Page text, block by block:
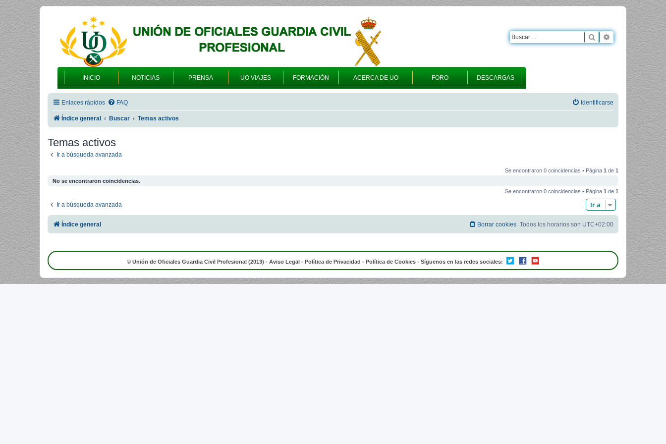
INICIO NOTICIAS PRENSA UO VIAJES FORMACIÓN ACERCA DE UO FORO DESCARGAS
Buscar Búsqueda
Enlaces rápidos FAQ Identificarse
Índice general Buscar Temas activos
Temas activos
Ir a búsqueda avanzada
Se encontraron 0 coincidencias • Página 1 de 1
No se encontraron coincidencias.
Se encontraron 0 coincidencias • Página 1 de 1
Ir a búsqueda avanzada Ir a
Índice general Todos los horarios son UTC+02:00
Borrar cookies
© Unión de Oficiales Guardia Civil Profesional (2013) - Aviso Legal - Política de Privacidad - Política de Cookies - Síguenos en las redes sociales: